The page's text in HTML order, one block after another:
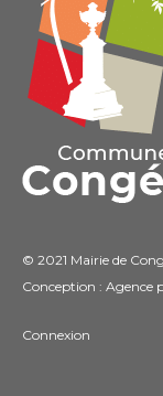
© 2021 Mairie de
Conception : Agence
Connexion